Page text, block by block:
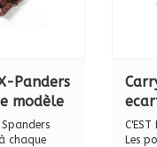
Panders
modèle
Senior
chaque
120
C'EST
Les